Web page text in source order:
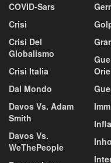
COVID-Sars
Crisi
Crisi Del
Globalismo
Crisi Italia
Dal Mondo
Davos Vs. Adam
Smith
Davos Vs.
WeThePeople